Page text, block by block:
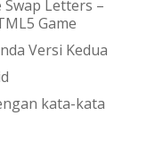
Swap Letters –
Game
Versi Kedua
kata-kata